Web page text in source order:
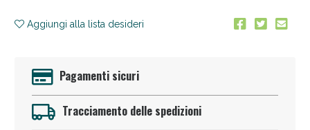
Aggiungi alla lista desideri
Pagamenti sicuri
Tracciamento delle spedizioni
Anticellulite e Fanghi: Sconto fino al 40% valido
oggi!